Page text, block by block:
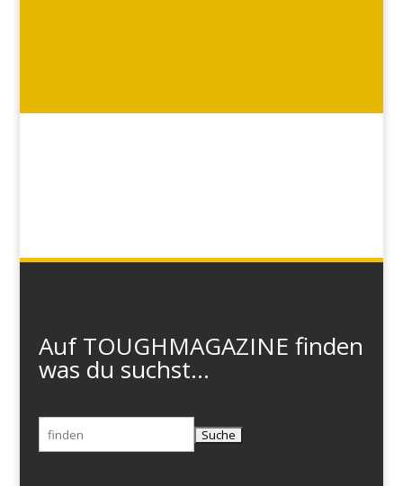
Auf TOUGHMAGAZINE finden
was du suchst...
Suchen
nach: